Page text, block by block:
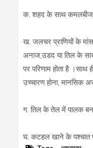
क. शहद के साथ
ख. जलचर प्राणियों के
अनाज,उडद या तिल के
पर परिणाम होता है ।साथ
उच्‍चारण होना, मानसिक
ग. तिल के तेल में पालक
घ. कटहल खाने के पश्‍चात